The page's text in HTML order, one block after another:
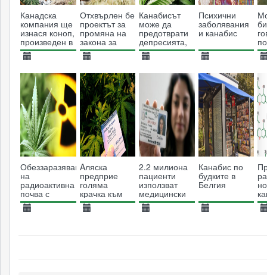
Канадска
компания ще
изнася коноп,
произведен в
България и
Македония
5858
Отхвърлен бе
проектът за
промяна на
закона за
преработка
на
коноп
2093
Канабисът
може да
предотврати
депресията,
показва ново
изследване
9034
Психични
заболявания
и канабис
6712
на
Обеззаразяване
на
радиоактивна
почва с
помощта на
коноп
Aляска
предприе
голяма
крачка към
легализация
2.2 милиона
пациенти
използват
медицински
канабис в
Америка
Канабис по
будките в
Белгия